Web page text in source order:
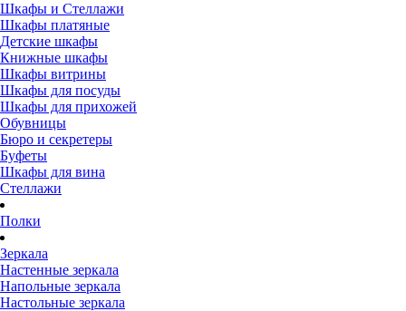
Шкафы и Стеллажи
Шкафы платяные
Детские шкафы
Книжные шкафы
Шкафы витрины
Шкафы для посуды
Шкафы для прихожей
Обувницы
Бюро и секретеры
Буфеты
Шкафы для вина
Стеллажи
Полки
Зеркала
Настенные зеркала
Напольные зеркала
Настольные зеркала